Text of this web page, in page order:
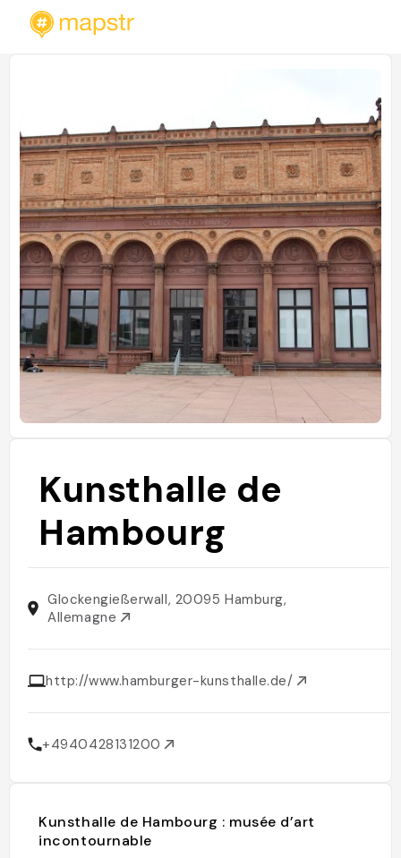
Kunsthalle de
Hambourg
Glockengießerwall, 20095 Hamburg,
Allemagne
http://www.hamburger-kunsthalle.de/
+4940428131200
Kunsthalle de Hambourg : musée d’art
incontournable